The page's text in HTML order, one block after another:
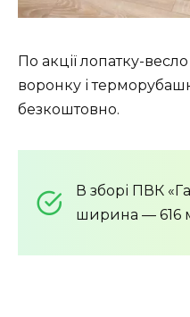
По акції лопатку-
воронку і
безкоштовно.
В зборі ПВК
ширина — 616